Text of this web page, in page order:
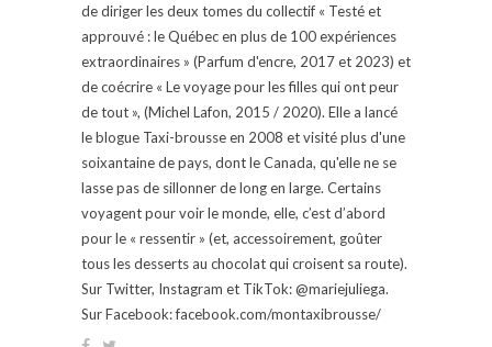
de diriger les deux tomes du collectif « Testé et
approuvé : le Québec en plus de 100 expériences
extraordinaires » (Parfum d'encre, 2017 et 2023) et
de coécrire « Le voyage pour les filles qui ont peur
de tout », (Michel Lafon, 2015 / 2020). Elle a lancé
le blogue Taxi-brousse en 2008 et visité plus d'une
soixantaine de pays, dont le Canada, qu'elle ne se
lasse pas de sillonner de long en large. Certains
voyagent pour voir le monde, elle, c’est d’abord
pour le « ressentir » (et, accessoirement, goûter
tous les desserts au chocolat qui croisent sa route).
Sur Twitter, Instagram et TikTok: @mariejuliega.
Sur Facebook: facebook.com/montaxibrousse/